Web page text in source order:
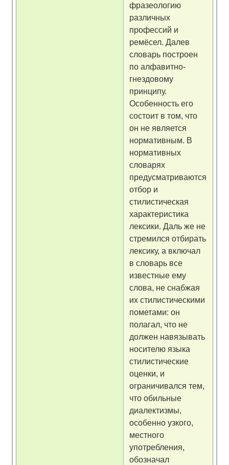
фразеологию
различных
профессий и
ремёсел. Далев
словарь построен
по алфавитно-
гнездовому
принципу.
Особенность его
состоит в том, что
он не является
нормативным. В
нормативных
словарях
предусматриваются
отбор и
стилистическая
характеристика
лексики. Даль же не
стремился отбирать
лексику, а включал
в словарь все
известные ему
слова, не снабжая
их стилистическими
пометами: он
полагал, что не
должен навязывать
носителю языка
стилистические
оценки, и
ограничивался тем,
что обильные
диалектизмы,
особенно узкого,
местного
употребления,
обозначал